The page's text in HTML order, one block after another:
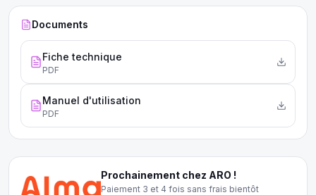
Documents
Fiche technique
PDF
Manuel d'utilisation
PDF
Prochainement chez ARO !
Paiement 3 et 4 fois sans frais bientôt